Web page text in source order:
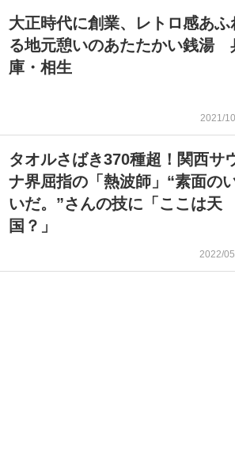
大正時代に創業、レトロ感あふ
る地元憩いのあたたかい銭湯
庫・相生
2021/
タオルさばき370種超！関西サ
ナ界屈指の「熱波師」“素面の
いだ。”さんの技に「ここは天
国？」
2022/